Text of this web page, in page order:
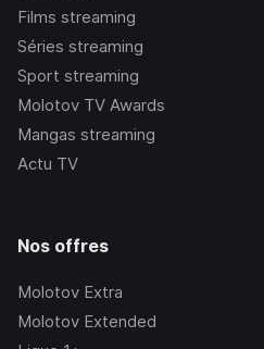
Films streaming
Séries streaming
Sport streaming
Molotov TV Awards
Mangas streaming
Actu TV
Nos offres
Molotov Extra
Molotov Extended